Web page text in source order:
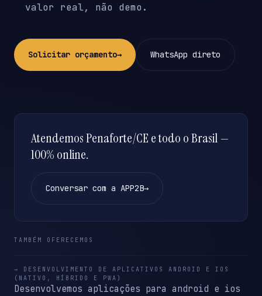
valor real, não demo.
Solicitar orçamento→ WhatsApp direto
Atendemos Penaforte/CE e todo o Brasil —
100% online.
Conversar com a APP2B→
TAMBÉM OFERECEMOS
→ DESENVOLVIMENTO DE APLICATIVOS ANDROID E IOS
(NATIVO, HÍBRIDO E PWA)
Desenvolvemos aplicações para android e ios